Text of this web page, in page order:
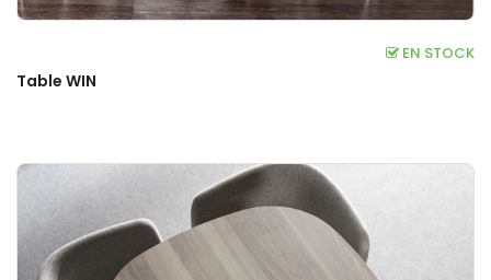
EN STOCK
Table WIN